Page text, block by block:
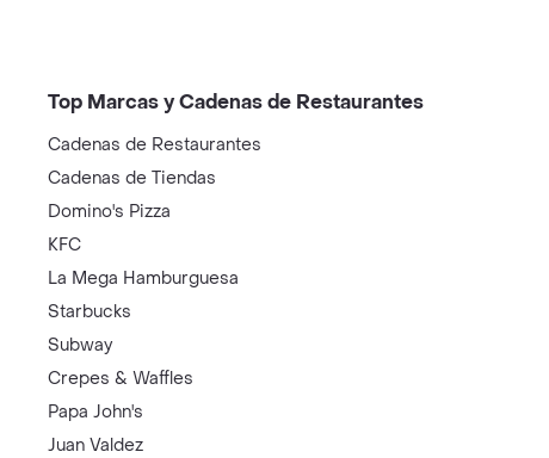
Top Marcas y Cadenas de Restaurantes
Cadenas de Restaurantes
Cadenas de Tiendas
Domino's Pizza
KFC
La Mega Hamburguesa
Starbucks
Subway
Crepes & Waffles
Papa John's
Juan Valdez